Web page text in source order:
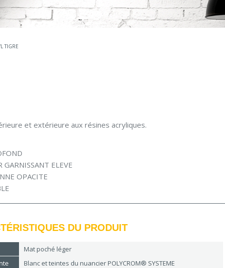
TIGRE
et extérieure aux résines acryliques.
GARNISSANT ELEVE
OPACITE
DU PRODUIT
Mat poché léger
Blanc et teintes du nuancier POLYCROM® SYSTEME